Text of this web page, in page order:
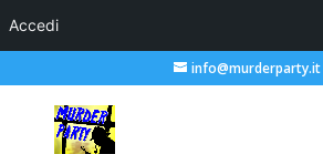
Accedi
info@murderparty.it